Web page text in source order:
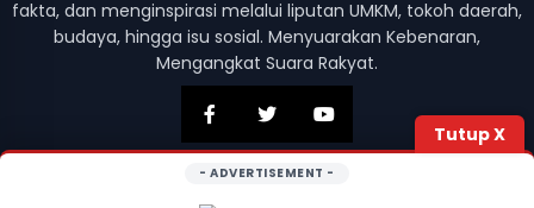
Tutup X
- ADVERTISEMENT -
fakta, dan menginspirasi melalui liputan UMKM, tokoh daerah,
budaya, hingga isu sosial. Menyuarakan Kebenaran,
Mengangkat Suara Rakyat.